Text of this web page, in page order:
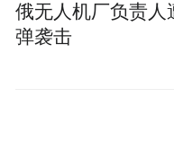
俄无人机厂负责人
弹袭击